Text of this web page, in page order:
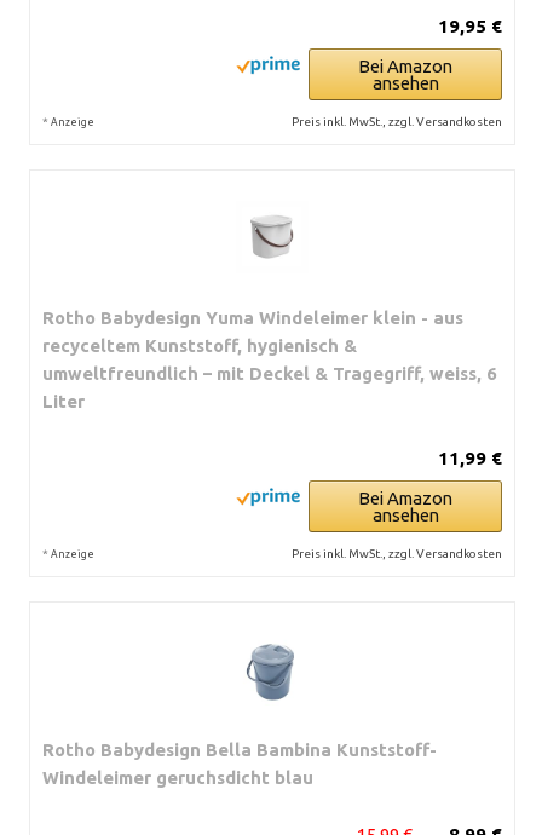
19,95 €
Bei Amazon
ansehen
* Anzeige Preis inkl. MwSt., zzgl. Versandkosten
Rotho Babydesign Yuma Windeleimer klein - aus
recyceltem Kunststoff, hygienisch &
umweltfreundlich – mit Deckel & Tragegriff, weiss, 6
Liter
11,99 €
Bei Amazon
ansehen
* Anzeige Preis inkl. MwSt., zzgl. Versandkosten
Rotho Babydesign Bella Bambina Kunststoff-
Windeleimer geruchsdicht blau